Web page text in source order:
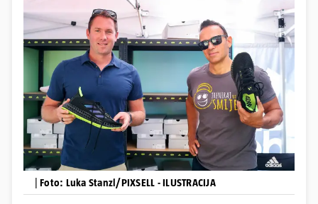
Foto: Luka Stanzl/PIXSELL - ILUSTRACIJA